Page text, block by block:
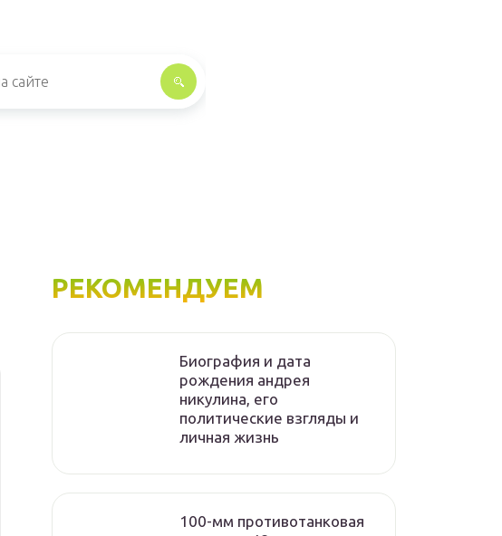
РЕКОМЕНДУЕМ
Биография и дата
рождения андрея
никулина, его
политические взгляды и
личная жизнь
100-мм противотанковая